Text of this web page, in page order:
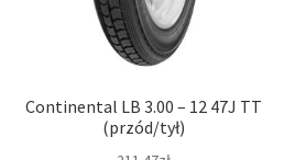
Continental LB 3.00 – 12 47J TT
(przód/tył)